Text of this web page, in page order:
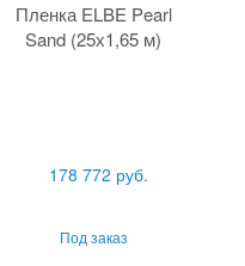
Пленка ELBE Pearl
Sand (25х1,65 м)
178 772 руб.
Под заказ